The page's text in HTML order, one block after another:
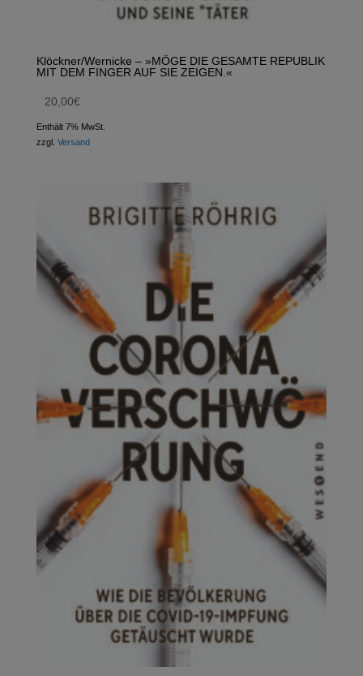
Klöckner/Wernicke – »MÖGE DIE GESAMTE REPUBLIK
MIT DEM FINGER AUF SIE ZEIGEN.«
20,00€
Enthält 7% MwSt.
zzgl. Versand